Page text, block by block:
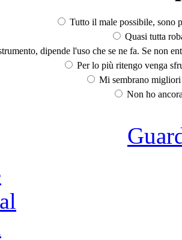
Tutto il male possibile, sono
Quasi tutta
dipende l'uso che se ne fa. Se non
Per lo più ritengo venga
Mi sembrano
Non ho